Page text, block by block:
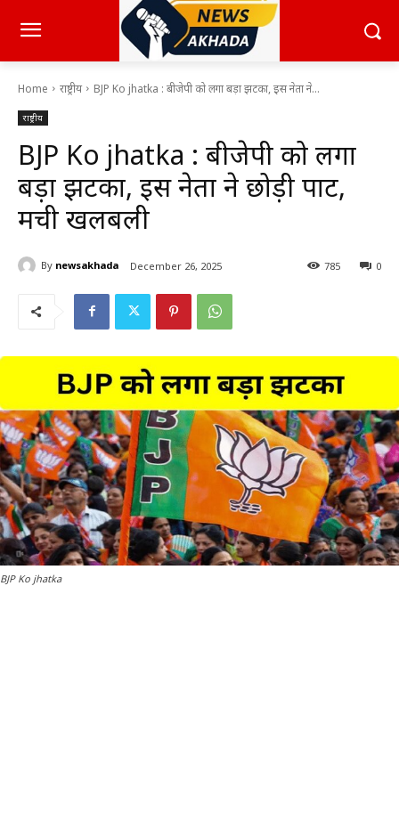
Home राष्ट्रीय BJP Ko jhatka : बीजेपी को लगा बड़ा झटका, इस नेता ने...
राष्ट्रीय
BJP Ko jhatka : बीजेपी को लगा
बड़ा झटका, इस नेता ने छोड़ी पार्टी,
मची खलबली
By newsakhada December 26, 2025 0
785
BJP Ko jhatka